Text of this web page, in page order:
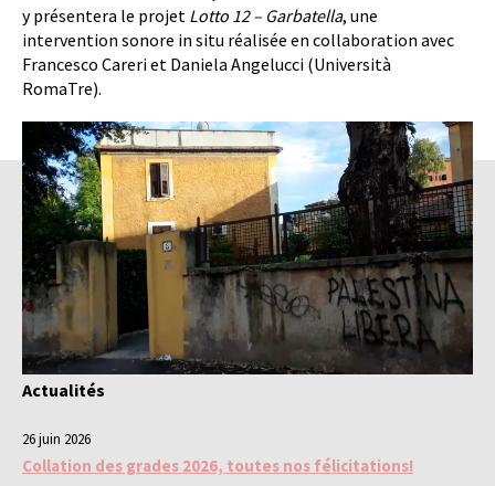
y présentera le projet Lotto 12 – Garbatella, une
intervention sonore in situ réalisée en collaboration avec
Francesco Careri et Daniela Angelucci (Università
RomaTre).
Actualités
26 juin 2026
Collation des grades 2026, toutes nos félicitations!